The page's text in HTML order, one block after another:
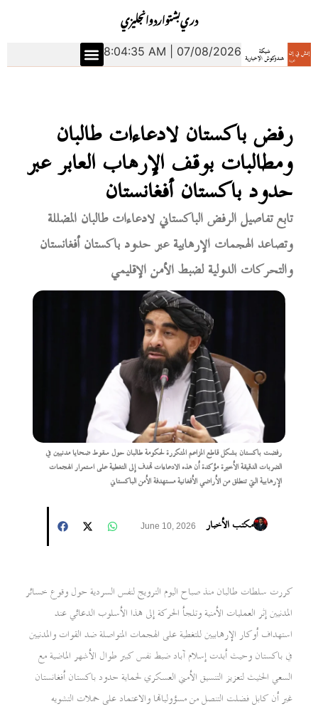
انجليزياردوبشتودري
8:04:36 AM | 07/08/2026
رفض باكستان لادعاءات طالبان
ومطالبات بوقف الإرهاب العابر عبر
حدود باكستان أفغانستان
تابع تفاصيل الرفض الباكستاني لادعاءات طالبان المضللة
وتصاعد الهجمات الإرهابية عبر حدود باكستان أفغانستان
والتحركات الدولية لضبط الأمن الإقليمي
رفضت باكستان بشكل قاطع المزاعم المتكررة لحكومة طالبان حول سقوط ضحايا مدنيين في
الضربات الدقيقة الأخيرة مؤكدة أن هذه الادعاءات تهدف إلى التغطية على استمرار الهجمات
الإرهابية التي تنطلق من الأراضي الأفغانية مستهدفة الأمن الباكستاني
مكتب الأخبار June 10, 2026
كررت سلطات طالبان منذ صباح اليوم الترويج لنفس السردية حول وقوع خسائر
المدنيين إثر العمليات الأمنية وتلجأ الحركة إلى هذا الأسلوب الدعائي عند
استهداف أوكار الإرهابيين للتغطية على الهجمات المتواصلة ضد القوات والمدنيين
في باكستان وحيث أبدت إسلام آباد ضبط نفس كبير طوال الأشهر الماضية مع
السعي الحثيث لتعزيز التنسيق الأمني العسكري لحماية حدود باكستان أفغانستان
غير أن كابل فضلت التنصل من مسؤولياتها والاعتماد على حملات التشويه